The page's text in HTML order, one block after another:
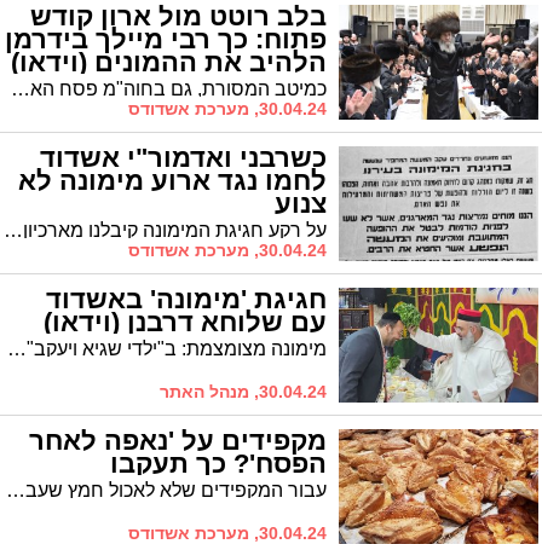
בלב רוטט מול ארון קודש
פתוח: כך רבי מיילך בידרמן
הלהיב את ההמונים (וידאו)
כמיטב המסורת, גם בחוה"מ פסח האחרון ארגנו ב'מאוגדים' עשרות רבות של שיעורי תורה ומעמדי חיזוק והתעלות לאלפי תושבי אשדוד מבקשי ד' ותורתו • הרב יחיאל וינגרטן יו"ר 'מאוגדים': "באשדוד יש ציבור איכותי שצמא לשיעורי תורה, שמחים לקחת חלק במימון ובסיוע ככל שנידרש"
30.04.24, מערכת אשדודס
כשרבני ואדמור"י אשדוד
לחמו נגד ארוע מימונה לא
צנוע
על רקע חגיגת המימונה קיבלנו מארכיון המועצה הדתית מודעה מענינת שיצאה בשעתו תחת הכותרת "זעקה ומחאה" בעקבות אירוע מימונה שנגד את כללי הצניעות וההלכה.
30.04.24, מערכת אשדודס
חגיגת 'מימונה' באשדוד
עם שלוחא דרבנן (וידאו)
מימונה מצומצמת: ב"ילדי שגיא ויעקב" חגגו את המימונה עם אורח הכבוד הרב חיים אמסילי שליחם של גדולי התורה חבר מועצת העיר שהבטיח לעמוד לימין המוסדות
30.04.24, מנהל האתר
מקפידים על 'נאפה לאחר
הפסח'? כך תעקבו
עבור המקפידים שלא לאכול חמץ שעבר עליו הפסח, הקוד שיוצב על מוצרי חמץ כשרים שיוצרו לאחר חג הפסח לשנה הנוכחית הוא 4121.
30.04.24, מערכת אשדודס